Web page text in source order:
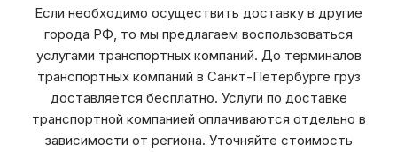
Если необходимо осуществить доставку в другие
города РФ, то мы предлагаем воспользоваться
услугами транспортных компаний. До терминалов
транспортных компаний в Санкт-Петербурге груз
доставляется бесплатно. Услуги по доставке
транспортной компанией оплачиваются отдельно в
зависимости от региона. Уточняйте стоимость